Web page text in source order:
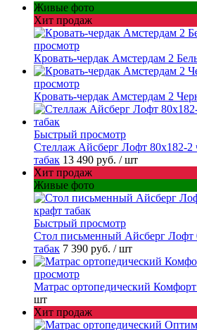
Живые фото
Хит продаж
просмотр
Кровать-чердак Амстердам 2
просмотр
Кровать-чердак Амстердам 2
Быстрый просмотр
Стеллаж Айсберг Лофт 80х182-2
табак 13 490 руб. / шт
Хит продаж
Живые фото
Быстрый просмотр
Стол письменный Айсберг Лофт
табак 7 390 руб. / шт
просмотр
Матрас ортопедический
шт
Хит продаж